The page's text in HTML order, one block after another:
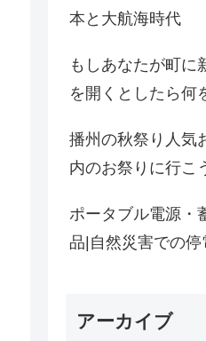
本と大航海時代
もしあなたが町に
を開くとしたら何
播州の秋祭り人気
内のお祭りに行こ
ポータブル電源・
品|自然災害での停
アーカイブ